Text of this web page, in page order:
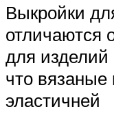
Выкройки
отличаются
для изделий
что вязаные
эластичней